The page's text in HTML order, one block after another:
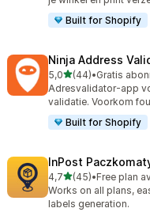
Built for Shopify
Ninja Address
5,0van 5 sterren
(44)
44 recensies in totaal
•
Adresvalidator-app
validatie. Voorkom
Built for Shopify
InPost
4,7van 5 sterren
(45)
45 recensies in totaal
•Free plan
Works on all plans,
labels generation.